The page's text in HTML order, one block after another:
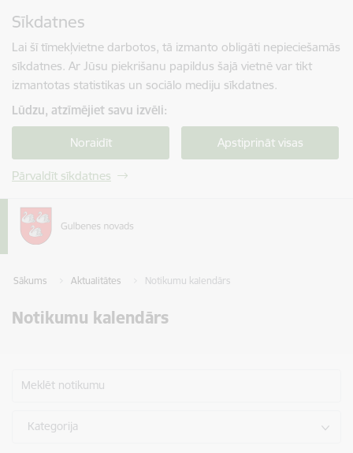
Sīkdatnes
Lai šī tīmekļvietne darbotos, tā izmanto obligāti nepieciešamās
sīkdatnes. Ar Jūsu piekrišanu papildus šajā vietnē var tikt
izmantotas statistikas un sociālo mediju sīkdatnes.
Lūdzu, atzīmējiet savu izvēli:
Noraidīt Apstiprināt visas
Pārvaldīt sīkdatnes
Sākums Aktualitātes Notikumu kalendārs
Notikumu kalendārs
Meklēt notikumu
Kategorija